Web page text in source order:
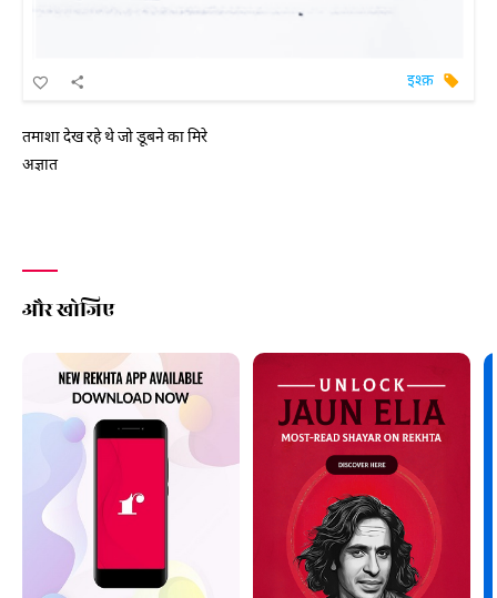
इश्क़
तमाशा देख रहे थे जो डूबने का मिरे
अज्ञात
और खोजिए